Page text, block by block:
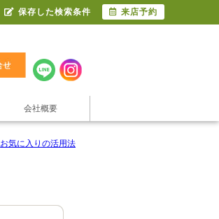
会社概要
お気に入りの活用法
保存した検索条件 来店予約